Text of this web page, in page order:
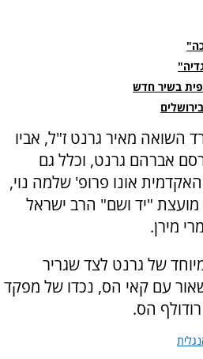
בשיר חדש
השואה מאיר גרנט ז"ל, אביו
אברהם גרנט, וכלל גם
אונו פרופ' שלמה נוי,
מועצת "יד ושם" הרב ישראל
מירן.
של גרנט לצד שגריר
עם קאי הס, נכדו של מפקד
הס.